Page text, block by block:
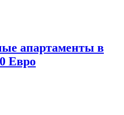
апартаменты в
Евро